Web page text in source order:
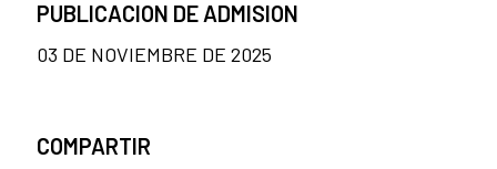
PUBLICACION DE ADMISION
03 DE NOVIEMBRE DE 2025
COMPARTIR